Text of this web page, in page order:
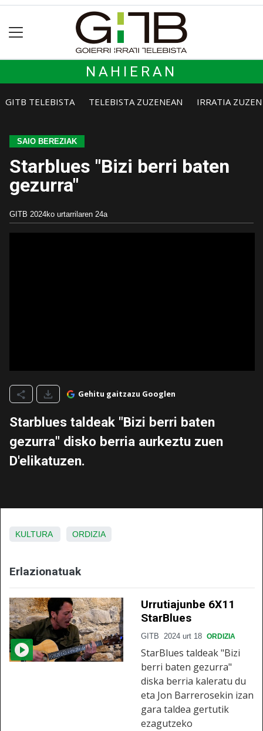
NAHIERAN
GITB TELEBISTA TELEBISTA ZUZENEAN IRRATIA
SAIO BEREZIAK
Starblues "Bizi berri baten
gezurra"
GITB 2024ko urtarrilaren 24a
Gehitu gaitzazu Googlen
Starblues taldeak "Bizi berri baten
gezurra" disko berria aurkeztu zuen
D'elikatuzen.
KULTURA ORDIZIA
Erlazionatuak
Urrutiajunbe 6X11
StarBlues
GITB 2024 urt 18 ORDIZIA
StarBlues taldeak "Bizi
berri baten gezurra"
diska berria kaleratu du
eta Jon Barrerosekin izan
gara taldea gertutik
ezagutzeko